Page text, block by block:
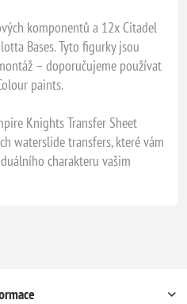
komponentů a 12x Citadel
Bases. Tyto figurky jsou
– doporučujeme používat
paints.
Knights Transfer Sheet
waterslide transfers, které vám
charakteru vašim